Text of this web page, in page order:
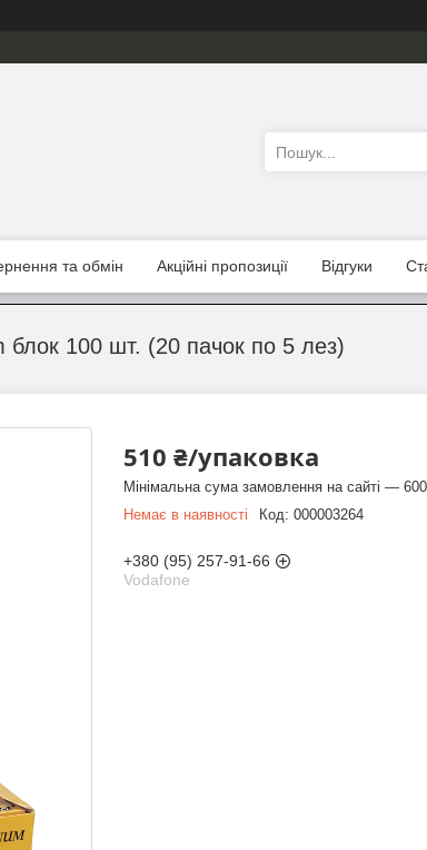
та обмін Акційні пропозиції Відгуки
блок 100 шт. (20 пачок по 5 лез)
510 ₴/упаковка
Мінімальна сума замовлення на сайті —
Немає в наявності
Код: 000003264
+380 (95) 257-91-66
Vodafone